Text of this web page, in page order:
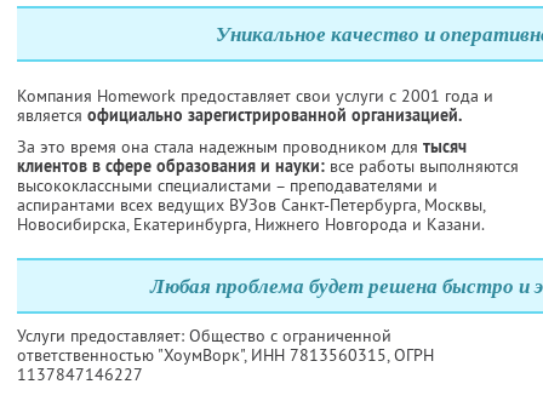
Уникальное качество и
Компания Homework предоставляет свои услуги с 2001 года и
является официально зарегистрированной организацией.
За это время она стала надежным проводником для тысяч
клиентов в сфере образования и науки: все работы выполняются
высококлассными специалистами – преподавателями и
аспирантами всех ведущих ВУЗов Санкт-Петербурга, Москвы,
Новосибирска, Екатеринбурга, Нижнего Новгорода и Казани.
Любая проблема будет решена быстро и
Услуги предоставляет: Общество с ограниченной
ответственностью "ХоумВорк", ИНН 7813560315, ОГРН
1137847146227